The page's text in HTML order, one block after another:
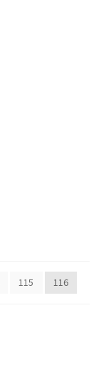
115 116